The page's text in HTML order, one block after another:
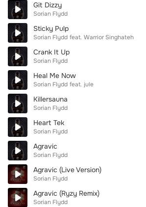
Git Dizzy
Sorian Flydd
Sticky Pulp
Sorian Flydd feat. Warrior Singhateh
Crank It Up
Sorian Flydd
Heal Me Now
Sorian Flydd feat. jule
Killersauna
Sorian Flydd
Heart Tek
Sorian Flydd
Agravic
Sorian Flydd
Agravic (Live Version)
Sorian Flydd
Agravic (Ryzy Remix)
Sorian Flydd